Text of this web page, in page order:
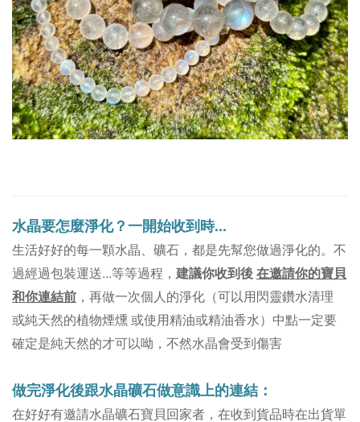
水晶要怎麼淨化？一開始收到時...
生活好好的每一顆水晶、礦石，都是先幫您做過淨化的。不
過經過包裝運送...等等過程， 建議你收到後在邀請你的寶貝
和你連結前 ，再做一次個人的淨化（可以用閃靈鑽水清理
或純天然的植物煙燻 或使用精油或精油香水）中點一定要
確定是純天然的才可以呦，不然水晶會受到傷害
做完淨化後跟水晶礦石做意識上的連結：
在好好有邀請水晶礦石寶貝回家者，在收到貨品時在出貨單